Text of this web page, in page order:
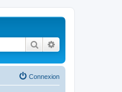
Rechercher
Connexion